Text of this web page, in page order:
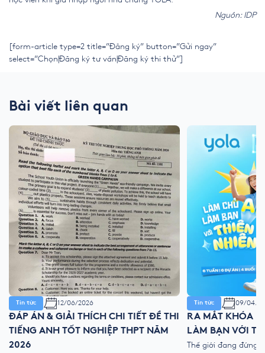
Nguồn: IDP
[form-article type=2 title=”Đăng ký” button=”Gửi ngay”
select=”Chọn|Đăng ký tư vấn|Đăng ký thi thử”]
Bài viết liên quan
Tin tức 12/06/2026
ĐÁP ÁN & GIẢI THÍCH CHI TIẾT ĐỀ THI
TIẾNG ANH TỐT NGHIỆP THPT NĂM
2026
Tin tức 09/04/
RA MẮT KHÓA
LÀM BẠN VỚI
Thế giới đang đứng